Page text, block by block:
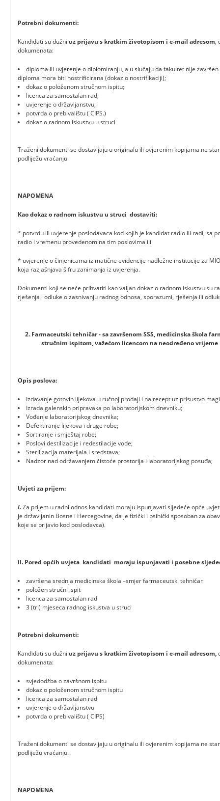
Potrebni dokumenti:
Kandidati su dužni uz prijavu s kratkim životopisom i e-mail adresom,
dokumenata:
diploma ili uvjerenje o diplomiranju, a u slučaju da fakultet nije
diploma mora biti nostrificirana (dokaz o nostrifikaciji);
dokaz o položenom stručnom ispitu;
licenca za samostalan rad;
uvjerenje o državljanstvu;
potvrda o prebivalištu ( CIPS.)
dokaz o radnom iskustvu u struci
Traženi dokumenti se dostavljaju u originalu ili ovjerenim kopijama ne
podliježu vraćanju
NAPOMENA
Kao dokaz o radnom iskustvu u struci dostaviti:
* potvrdu ili uvjerenje poslodavaca kod kojih je kandidat radio ili radi, sa
radio i vremenu provedenom na tim poslovima ili
* uvjerenje o činjenicama iz matične evidencije nadležne institucije za
koja razjašnjava šifru zanimanja iz uvjerenja.
Dokumenti koji se neće prihvatiti kao valjan dokaz o radnom iskustvu su
rješenja i odluke o zasnivanju radnog odnosa, sporazumi, rješenja ili
2. Farmaceutski tehničar - sa završenom SSS, medicinska škola
stručnim ispitom, važećom licencom na neodređeno vrijeme
Opis poslova:
Izdavanje gotovih lijekova u ručnoj prodaji i na recept uz prisustvo
Izrada galenskih pripravaka po laboratorijskom dnevniku;
Vođenje laboratorijskog dnevnika;
Defektiranje lijekova i druge robe;
Sortiranje i smještaj robe;
Poslovi destilizacije i redestilacije vode;
Sterilizacija materijala i sredstava;
Nadzor nad održavanjem čistoće prostorija i laboratorijskog posuđa;
Uvjeti za prijem:
I. Za prijem u radni odnos kandidati moraju ispunjavati sljedeće opće
je državljanin Bosne i Hercegovine, da je fizički i psihički sposoban za
koje se prijavio kod poslodavca).
II. Pored općih uvjeta kandidati moraju ispunjavati i posebne
završena srednja medicinska škola –smjer farmaceutski tehničar
položen stručni ispit
licenca za samostalan rad
3 (tri) mjeseca radnog iskustva u struci
Potrebni dokumenti:
Kandidati su dužni uz prijavu s kratkim životopisom i e-mail adresom,
dokumenata:
svjedodžba o završnom ispitu
dokaz o položenom stručnom ispitu
licenca za samostalan rad
uvjerenje o državljanstvu
potvrda o prebivalištu ( CIPS)
Traženi dokumenti se dostavljaju u originalu ili ovjerenim kopijama ne
podliježu vraćanju.
NAPOMENA